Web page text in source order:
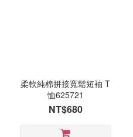
柔軟純棉拼接寬鬆短袖 T
恤625721
NT$680